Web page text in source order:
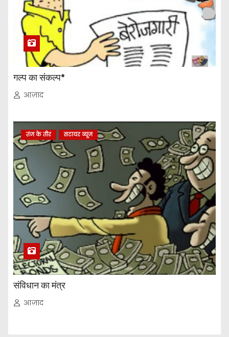
गल्प का संकल्प*
आज़ाद
तंज के तीर सटायर व्यूज
संविधान का मंत्र
आज़ाद